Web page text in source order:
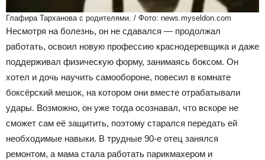
Глафира Тарханова с родителями. / Фото: news.myseldon.com
Несмотря на болезнь, он не сдавался — продолжал
работать, освоил новую профессию краснодеревщика и даже
поддерживал физическую форму, занимаясь боксом. Он
хотел и дочь научить самообороне, повесил в комнате
боксёрский мешок, на котором они вместе отрабатывали
удары. Возможно, он уже тогда осознавал, что вскоре не
сможет сам её защитить, поэтому старался передать ей
необходимые навыки. В трудные 90-е отец занялся
ремонтом, а мама стала работать парикмахером и